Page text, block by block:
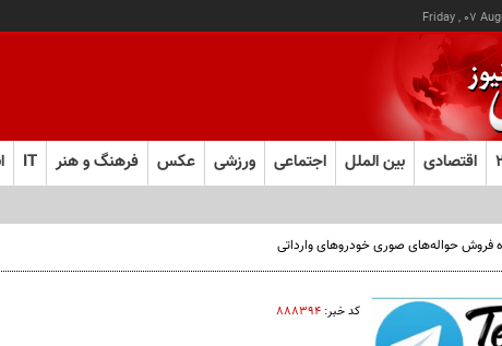
Friday , 07
اقتصادی بین الملل اجتماعی ورزشی عکس فرهنگ و هنر IT
فروش حواله‌های صوری خودروهای وارداتی
کد خبر: ۸۸۸۳۹۴